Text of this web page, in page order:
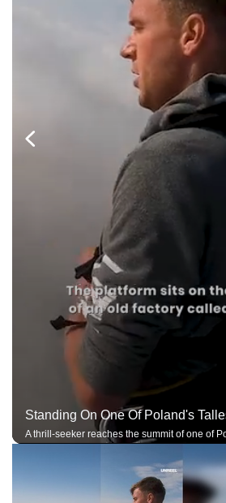
Standing On One Of Poland's